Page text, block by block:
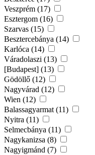
Veszprém (17)
Esztergom (16)
Szarvas (15)
Besztercebánya (14)
Karlóca (14)
Váradolaszi (13)
[Budapest] (13)
Gödöllő (12)
Nagyvárad (12)
Wien (12)
Balassagyarmat (11)
Nyitra (11)
Selmecbánya (11)
Nagykanizsa (8)
Nagyigmánd (7)